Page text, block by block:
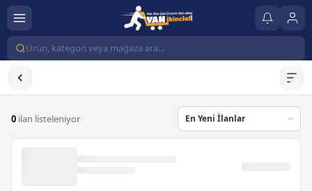
0 ilan listeleniyor